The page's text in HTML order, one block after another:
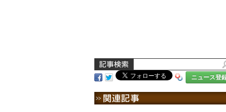
ニュース登